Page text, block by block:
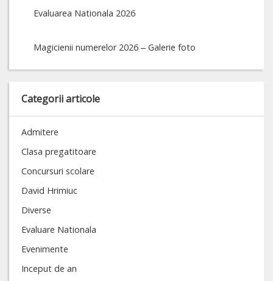
Evaluarea Nationala 2026
Magicienii numerelor 2026 – Galerie foto
Categorii articole
Admitere
Clasa pregatitoare
Concursuri scolare
David Hrimiuc
Diverse
Evaluare Nationala
Evenimente
Inceput de an